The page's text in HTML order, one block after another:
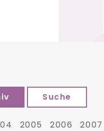
Suche
2005 2006 2007